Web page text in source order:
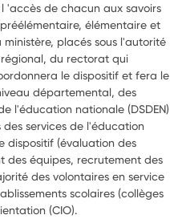
'accès de chacun aux savoirs
élémentaire et
placés sous l'autorité
régional, du rectorat qui
le dispositif et fera le
départemental, des
l'éducation nationale (DSDEN)
services de l'éducation
dispositif (évaluation des
des équipes, recrutement des
des volontaires en service
scolaires (collèges
(CIO).